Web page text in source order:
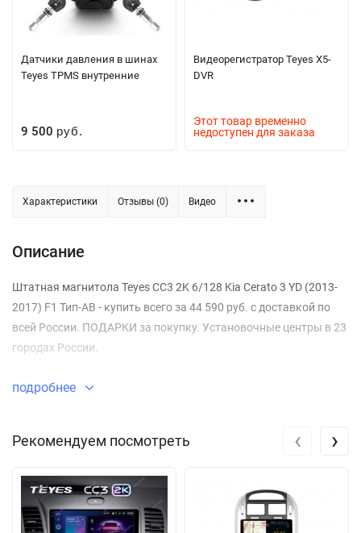
Датчики давления в шинах
Teyes TPMS внутренние
9 500 руб.
Видеорегистратор Teyes X5-
DVR
Этот товар временно
недоступен для заказа
Характеристики Отзывы (0) Видео
Описание
Штатная магнитола Teyes CC3 2K 6/128 Kia Cerato 3 YD (2013-
2017) F1 Тип-AB - купить всего за 44 590 руб. с доставкой по
всей России. ПОДАРКИ за покупку. Установочные центры в 23
городах России.
подробнее
Рекомендуем посмотреть ‹ ›